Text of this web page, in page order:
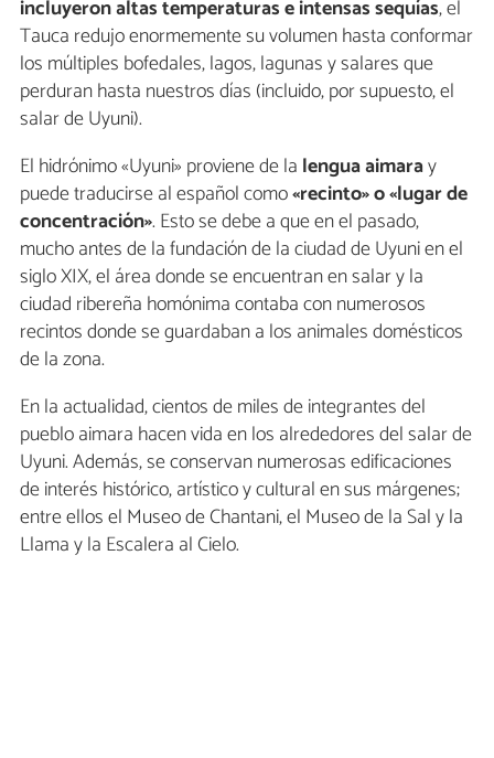
incluyeron altas temperaturas e intensas sequías, el
Tauca redujo enormemente su volumen hasta conformar
los múltiples bofedales, lagos, lagunas y salares que
perduran hasta nuestros días (incluido, por supuesto, el
salar de Uyuni).
El hidrónimo «Uyuni» proviene de la lengua aimaray
puede traducirse al español como«recinto» o «lugar de
concentración». Esto se debe a que en el pasado,
mucho antes de la fundación de la ciudad de Uyuni en el
siglo XIX, el área donde se encuentran en salar y la
ciudad ribereña homónima contaba con numerosos
recintos donde se guardaban a los animales domésticos
de la zona.
En la actualidad, cientos de miles de integrantes del
pueblo aimara hacen vida en los alrededores del salar de
Uyuni. Además, se conservan numerosas edificaciones
de interés histórico, artístico y cultural en sus márgenes;
entre ellos el Museo de Chantani, el Museo de la Sal y la
Llama y la Escalera al Cielo.